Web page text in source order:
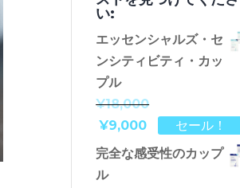
い:
エッセンシャルズ・セ
ンシティビティ・カッ
プル
¥18,000
¥9,000
セール！
完全な感受性のカップ
ル